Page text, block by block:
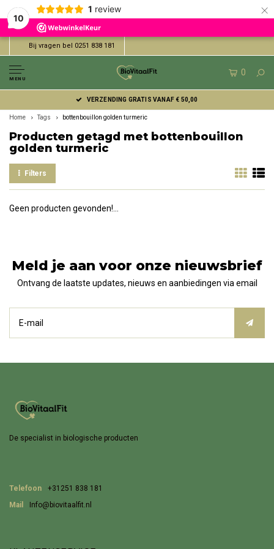
10
1 review ×
Bij vragen bel 0251 838 181
MENU
0
VERZENDING GRATIS VANAF € 50,00
Home Tags bottenbouillon golden turmeric
Producten getagd met bottenbouillon
golden turmeric
Filters
Geen producten gevonden!...
Meld je aan voor onze nieuwsbrief
Ontvang de laatste updates, nieuws en aanbiedingen via email
De specialist in biologische producten
Telefoon
+31251 838 181
Mail
Info@biovitaalfit.nl